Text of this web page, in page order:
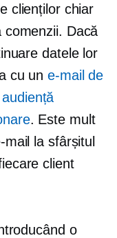
clienților chiar
Dacă
datele lor
cu une-mail de
audiență
. Este mult
mail la sfârșitul
client
o